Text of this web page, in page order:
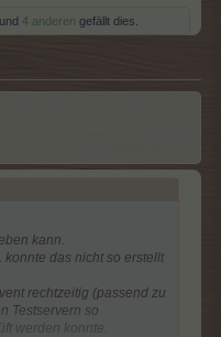
und 4 anderen gefällt dies.
kann.
das nicht so erstellt
rechtzeitig (passend zu
Testservern so
werden konnte.